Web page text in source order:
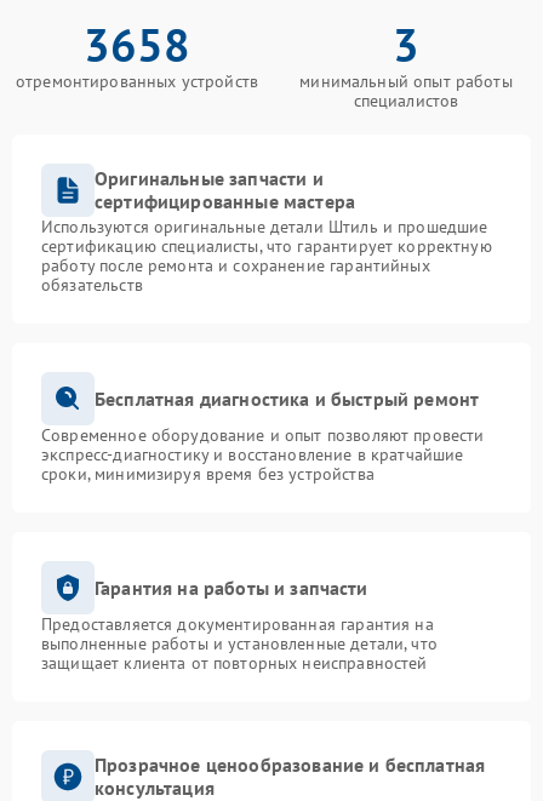
3658
отремонтированных устройств
3
минимальный опыт работы
специалистов
Оригинальные запчасти и
сертифицированные мастера
Используются оригинальные детали Штиль и прошедшие
сертификацию специалисты, что гарантирует корректную
работу после ремонта и сохранение гарантийных
обязательств
Бесплатная диагностика и быстрый ремонт
Современное оборудование и опыт позволяют провести
экспресс-диагностику и восстановление в кратчайшие
сроки, минимизируя время без устройства
Гарантия на работы и запчасти
Предоставляется документированная гарантия на
выполненные работы и установленные детали, что
защищает клиента от повторных неисправностей
Прозрачное ценообразование и бесплатная
консультация